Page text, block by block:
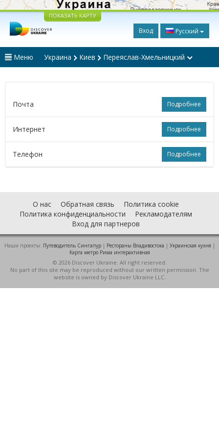
ПОКАЗАТЬ КАРТУ
Вход Русский
Меню Украина Киев Переяслав-Хмельницкий
Подробнее
Почта
Подробнее
Интернет
Подробнее
Телефон
О нас Обратная связь
Политика cookie
Политика конфиденциальности
Рекламодателям
Вход для партнеров
Наши проекты: Путеводитель Сингапур| Рестораны Владивостока | Украинская кухня |
Карта метро Рима интерактивная
© 2026 Discover Ukraine. All right reserved.
No part of this site may be reproduced without our written permission. The
website is owned by Discover Ukraine LLC.